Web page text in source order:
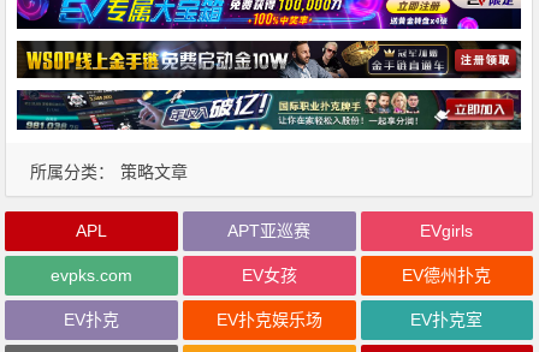
所属分类： 策略文章
APL APT亚巡赛 EVgirls
evpks.com EV女孩 EV德州扑克
EV扑克 EV扑克娱乐场 EV扑克室